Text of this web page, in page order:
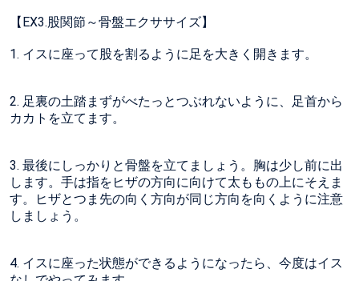
【EX3.股関節～骨盤エクササイズ】
1. イスに座って股を割るように足を大きく開きます。
2. 足裏の土踏まずがべたっとつぶれないように、足首から
カカトを立てます。
3. 最後にしっかりと骨盤を立てましょう。胸は少し前に出
します。手は指をヒザの方向に向けて太ももの上にそえま
す。ヒザとつま先の向く方向が同じ方向を向くように注意
しましょう。
4. イスに座った状態ができるようになったら、今度はイス